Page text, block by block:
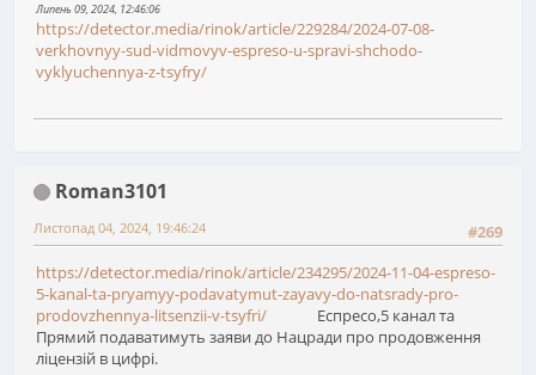
Липень 09, 2024, 12:46:06
https://detector.media/rinok/article/229284/2024-07-08-
verkhovnyy-sud-vidmovyv-espreso-u-spravi-shchodo-
vyklyuchennya-z-tsyfry/
Roman3101
#269
Листопад 04, 2024, 19:46:24
https://detector.media/rinok/article/234295/2024-11-04-espreso-
5-kanal-ta-pryamyy-podavatymut-zayavy-do-natsrady-pro-
prodovzhennya-litsenzii-v-tsyfri/ Еспресо,5 канал та
Прямий подаватимуть заяви до Нацради про продовження
ліцензій в цифрі.